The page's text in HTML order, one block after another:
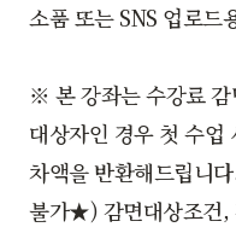
소품 또는 SNS 업로드
※ 본 강좌는 수강료
대상자인 경우 첫 수업
차액을 반환해드립니
불가★) 감면대상조건,